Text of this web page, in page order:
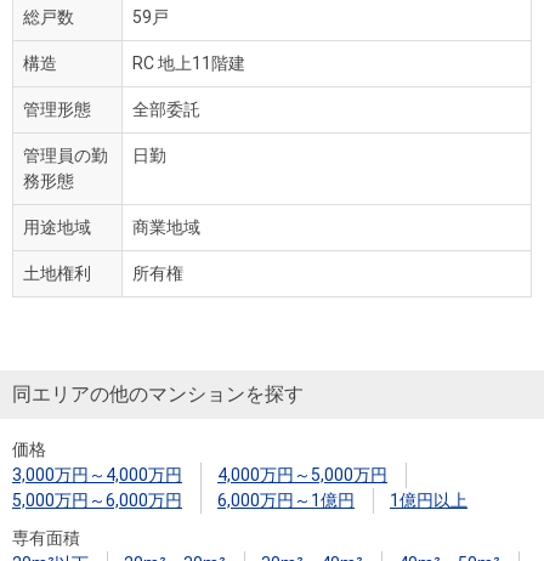
総戸数 59戸
構造 RC 地上11階建
管理形態 全部委託
管理員の勤
務形態
日勤
用途地域 商業地域
土地権利 所有権
同エリアの他のマンションを探す
価格
3,000万円～4,000万円
4,000万円～5,000万円
5,000万円～6,000万円
6,000万円～1億円
1億円以上
専有面積